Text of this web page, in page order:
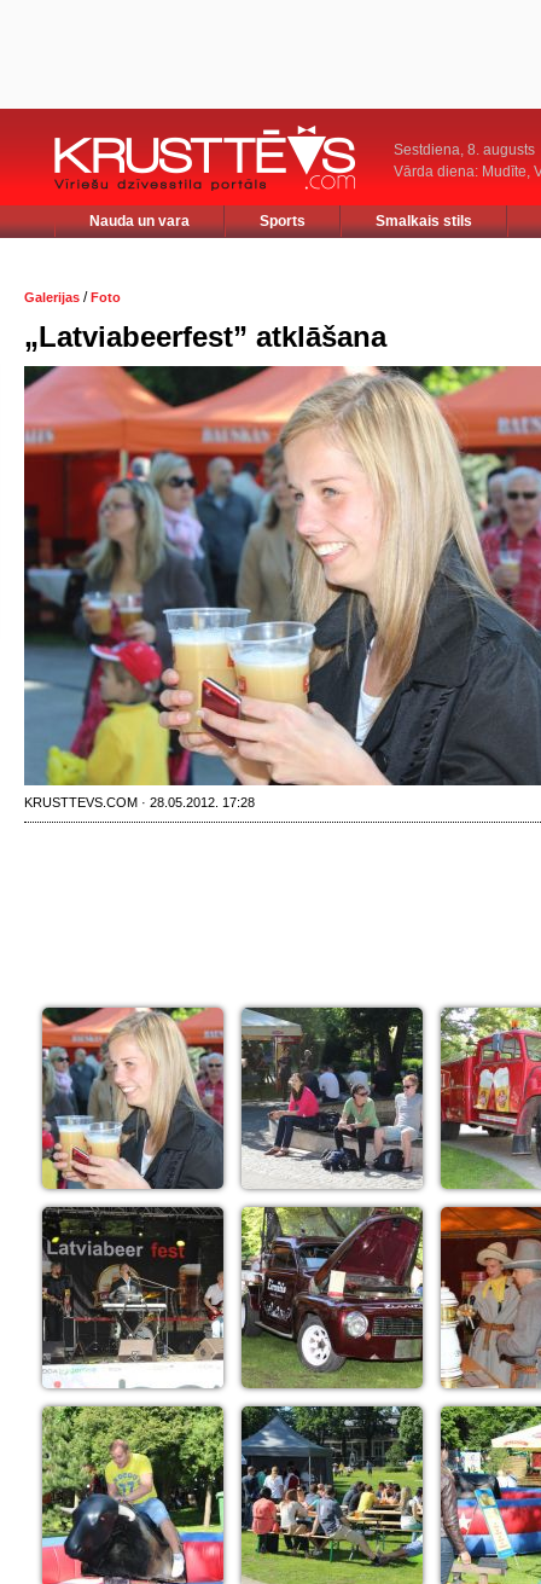
Sestdiena, 8. augusts
Vārda diena: Mudīte,
Nauda un vara Sports Smalkais stils
Galerijas /Foto
„Latviabeerfest” atklāšana
KRUSTTEVS.COM · 28.05.2012. 17:28